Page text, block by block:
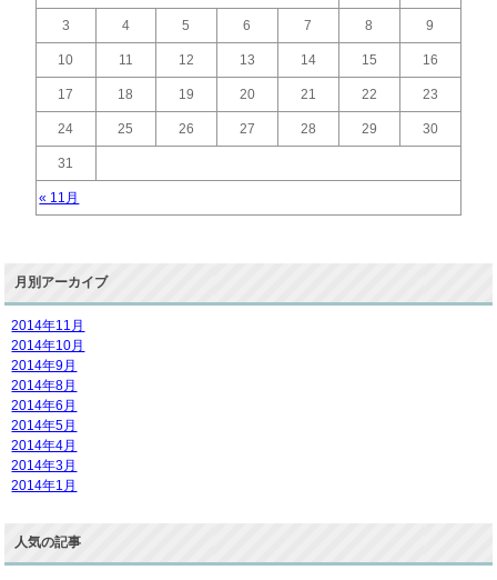
« 11月
3 4 5 6 7 8 9
10 11 12 13 14 15 16
17 18 19 20 21 22 23
24 25 26 27 28 29 30
31
月別アーカイブ
2014年11月
2014年10月
2014年9月
2014年8月
2014年6月
2014年5月
2014年4月
2014年3月
2014年1月
人気の記事